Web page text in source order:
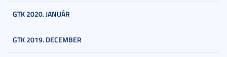
GTK 2020. JANUÁR
GTK 2019. DECEMBER